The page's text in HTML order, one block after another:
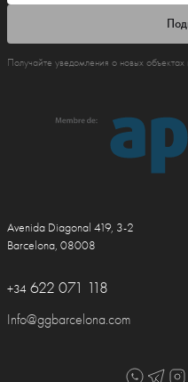
Получайте уведомления о новых
Avenida Diagonal 419, 3-2
Barcelona, 08008
+34 622 071 118
Info@ggbarcelona.com